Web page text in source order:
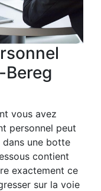
vous avez
personnel peut
dans une botte
contient
exactement ce
sur la voie